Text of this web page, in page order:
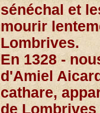
sénéchal et
mourir
Lombrives.
En 1328 -
d'Amiel
cathare,
de